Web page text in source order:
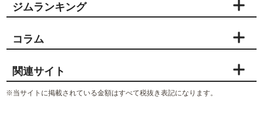
ジムランキング
コラム
関連サイト
※当サイトに掲載されている金額はすべて税抜き表記になります。